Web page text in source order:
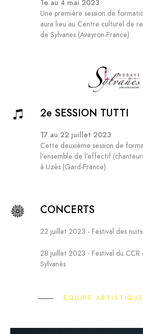
1e au 4 mai 2023
Une première session de
aura lieu au Centre culturel de
de Sylvanes (Aveyron-France).
2e SESSION TUTTI
17 au 22 juillet 2023
Cette deuxième session de
l'ensemble de l'effectif
à Uzès (Gard-France).
CONCERTS
22 juillet 2023 - Festival des
28 juillet 2023 - Festival du CCR
Sylvanès
ÉQUIPE